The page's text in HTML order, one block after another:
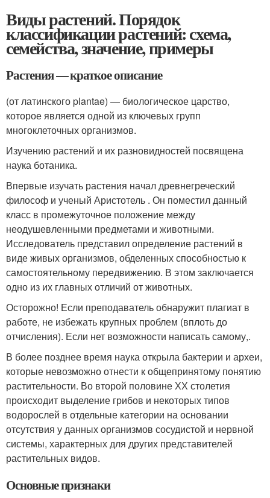
Виды растений. Порядок
классификации растений: схема,
семейства, значение, примеры
Растения — краткое описание
(от латинского plantae) — биологическое царство,
которое является одной из ключевых групп
многоклеточных организмов.
Изучению растений и их разновидностей посвящена
наука ботаника.
Впервые изучать растения начал древнегреческий
философ и ученый Аристотель . Он поместил данный
класс в промежуточное положение между
неодушевленными предметами и животными.
Исследователь представил определение растений в
виде живых организмов, обделенных способностью к
самостоятельному передвижению. В этом заключается
одно из их главных отличий от животных.
Осторожно! Если преподаватель обнаружит плагиат в
работе, не избежать крупных проблем (вплоть до
отчисления). Если нет возможности написать самому,.
В более позднее время наука открыла бактерии и археи,
которые невозможно отнести к общепринятому понятию
растительности. Во второй половине ХХ столетия
происходит выделение грибов и некоторых типов
водорослей в отдельные категории на основании
отсутствия у данных организмов сосудистой и нервной
системы, характерных для других представителей
растительных видов.
Основные признаки